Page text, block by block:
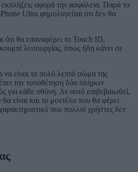
αφορά την ασφάλεια. Παρά το
Ultra φημολογείται ότι δεν θα
ότι θα επαναφέρει το Touch ID,
λειτουργίας, όπως ήδη κάνει σε
να είναι το πολύ λεπτό σώμα της
την τοποθέτηση δύο πλήρων
για κάθε οθόνη. Αν αυτό επιβεβαιωθεί,
είναι και το μοντέλο που θα φέρει
που πολλοί χρήστες δεν